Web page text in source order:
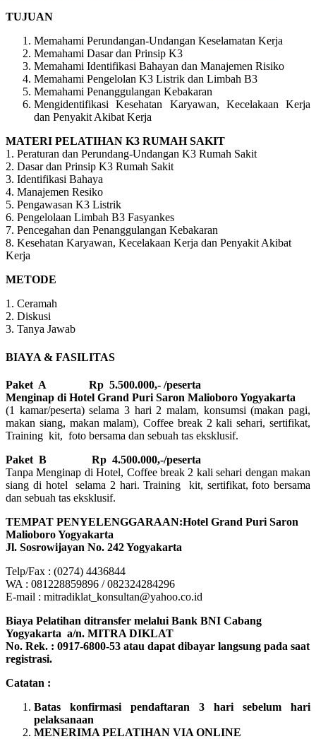
TUJUAN
Memahami Perundangan-Undangan Keselamatan Kerja
Memahami Dasar dan Prinsip K3
Memahami Identifikasi Bahayan dan Manajemen Risiko
Memahami Pengelolan K3 Listrik dan Limbah B3
Memahami Penanggulangan Kebakaran
Mengidentifikasi Kesehatan Karyawan, Kecelakaan Kerja
dan Penyakit Akibat Kerja
MATERI PELATIHAN K3 RUMAH SAKIT
1. Peraturan dan Perundang-Undangan K3 Rumah Sakit
2. Dasar dan Prinsip K3 Rumah Sakit
3. Identifikasi Bahaya
4. Manajemen Resiko
5. Pengawasan K3 Listrik
6. Pengelolaan Limbah B3 Fasyankes
7. Pencegahan dan Penanggulangan Kebakaran
8. Kesehatan Karyawan, Kecelakaan Kerja dan Penyakit Akibat
Kerja
METODE
1. Ceramah
2. Diskusi
3. Tanya Jawab
BIAYA & FASILITAS
Paket A Rp 5.500.000,- /peserta
Menginap di Hotel Grand Puri Saron Malioboro Yogyakarta
(1 kamar/peserta) selama 3 hari 2 malam, konsumsi (makan pagi,
makan siang, makan malam), Coffee break 2 kali sehari, sertifikat,
Training kit, foto bersama dan sebuah tas eksklusif.
Paket B
Rp 4.500.000,-/peserta
Tanpa Menginap di Hotel, Coffee break 2 kali sehari dengan makan
siang di hotel selama 2 hari. Training kit, sertifikat, foto bersama
dan sebuah tas eksklusif.
TEMPAT PENYELENGGARAAN:Hotel Grand Puri Saron
Malioboro Yogyakarta
Jl. Sosrowijayan No. 242 Yogyakarta
Telp/Fax : (0274) 4436844
WA : 081228859896 / 082324284296
E-mail : mitradiklat_konsultan@yahoo.co.id
Biaya Pelatihan ditransfer melalui Bank BNI Cabang
Yogyakarta a/n. MITRA DIKLAT
No. Rek. : 0917-6800-53 atau dapat dibayar langsung pada saat
registrasi.
Catatan :
Batas konfirmasi pendaftaran 3 hari sebelum hari
pelaksanaan
MENERIMA PELATIHAN VIA ONLINE